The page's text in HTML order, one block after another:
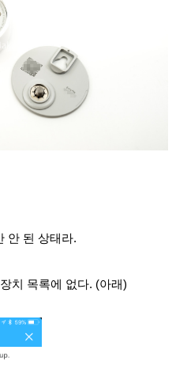
안 된 상태라.
치 목록에 없다. (아래)